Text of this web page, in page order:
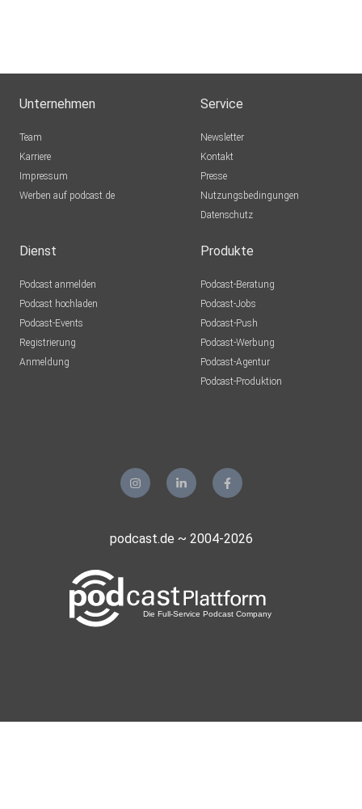
Unternehmen
Team
Karriere
Impressum
Werben auf podcast.de
Service
Newsletter
Kontakt
Presse
Nutzungsbedingungen
Datenschutz
Dienst
Podcast anmelden
Podcast hochladen
Podcast-Events
Registrierung
Anmeldung
Produkte
Podcast-Beratung
Podcast-Jobs
Podcast-Push
Podcast-Werbung
Podcast-Agentur
Podcast-Produktion
podcast.de ~ 2004-2026